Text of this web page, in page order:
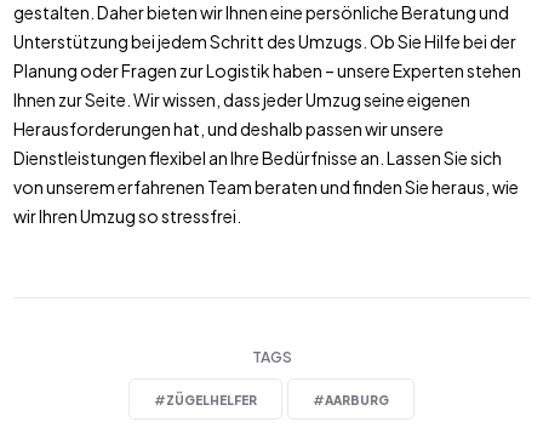
gestalten. Daher bieten wir Ihnen eine persönliche Beratung und
Unterstützung bei jedem Schritt des Umzugs. Ob Sie Hilfe bei der
Planung oder Fragen zur Logistik haben – unsere Experten stehen
Ihnen zur Seite. Wir wissen, dass jeder Umzug seine eigenen
Herausforderungen hat, und deshalb passen wir unsere
Dienstleistungen flexibel an Ihre Bedürfnisse an. Lassen Sie sich
von unserem erfahrenen Team beraten und finden Sie heraus, wie
wir Ihren Umzug so stressfrei.
TAGS
#ZÜGELHELFER #AARBURG